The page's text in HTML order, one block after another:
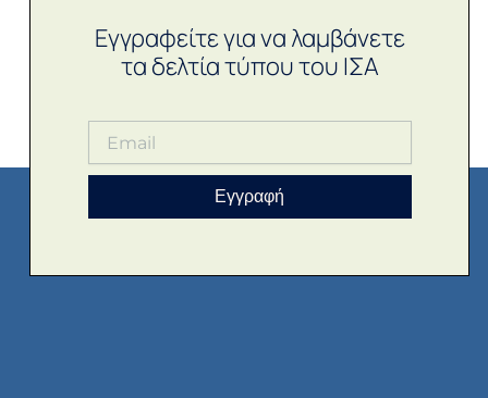
Εγγραφείτε για να λαμβάνετε
τα δελτία τύπου του ΙΣΑ
Εγγραφή